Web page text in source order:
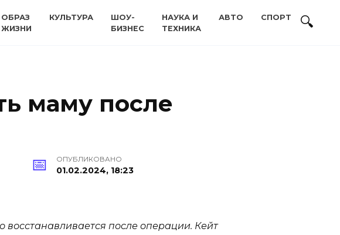
ОБРАЗ
ЖИЗНИ
КУЛЬТУРА
ШОУ-
БИЗНЕС
НАУКА И
ТЕХНИКА
АВТО СПОРТ
маму после
ОПУБЛИКОВАНО
01.02.2024, 18:23
восстанавливается после операции. Кейт